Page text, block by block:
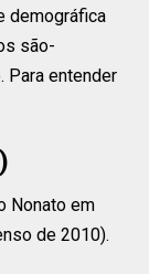
demográfica
são-
Para entender
Nonato em
de 2010).